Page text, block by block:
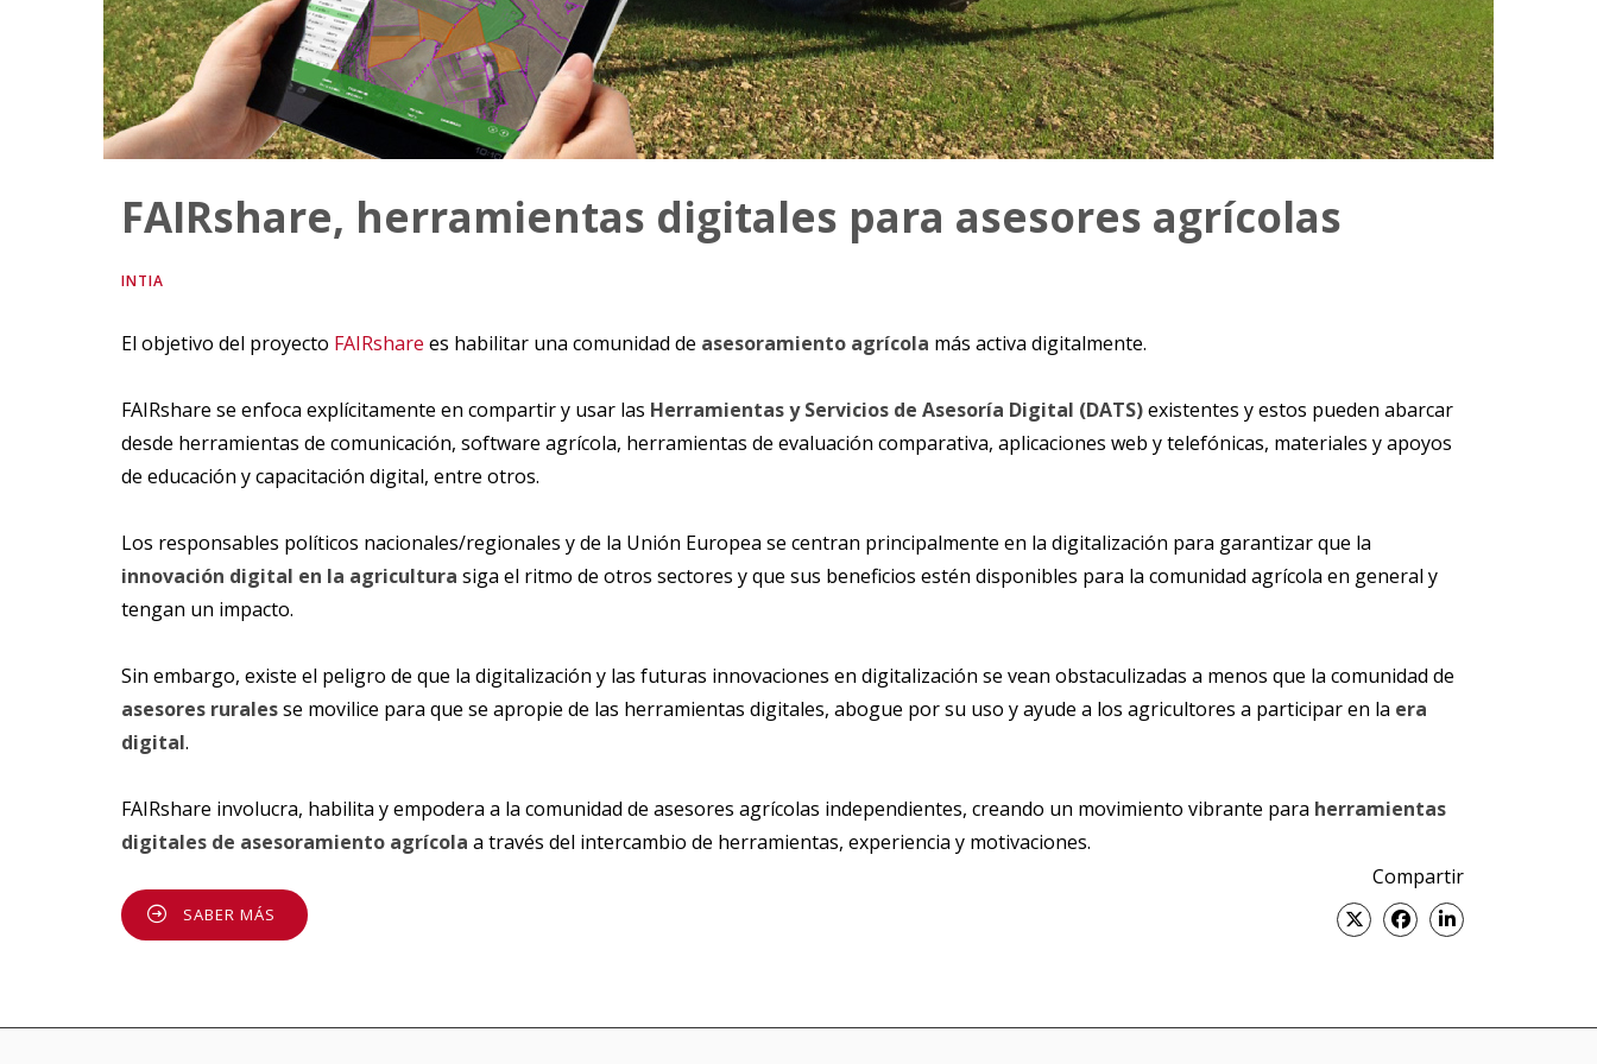
FAIRshare, herramientas digitales para asesores agrícolas
INTIA
El objetivo del proyecto FAIRshare es habilitar una comunidad de asesoramiento agrícola más activa digitalmente.
FAIRshare se enfoca explícitamente en compartir y usar las Herramientas y Servicios de Asesoría Digital (DATS)existentes y estos pueden abarcar
desde herramientas de comunicación, software agrícola, herramientas de evaluación comparativa, aplicaciones web y telefónicas, materiales y apoyos
de educación y capacitación digital, entre otros.
Los responsables políticos nacionales/regionales y de la Unión Europea se centran principalmente en la digitalización para garantizar que la
innovación digital en la agricultura siga el ritmo de otros sectores y que sus beneficios estén disponibles para la comunidad agrícola en general y
tengan un impacto.
Sin embargo, existe el peligro de que la digitalización y las futuras innovaciones en digitalización se vean obstaculizadas a menos que la comunidad de
asesores ruralesse movilice para que se apropie de las herramientas digitales, abogue por su uso y ayude a los agricultores a participar en la era
digital.
FAIRshare involucra, habilita y empodera a la comunidad de asesores agrícolas independientes, creando un movimiento vibrante para herramientas
digitales de asesoramiento agrícola a través del intercambio de herramientas, experiencia y motivaciones.
SABER MÁS
Compartir
TwitterFacebookLinked